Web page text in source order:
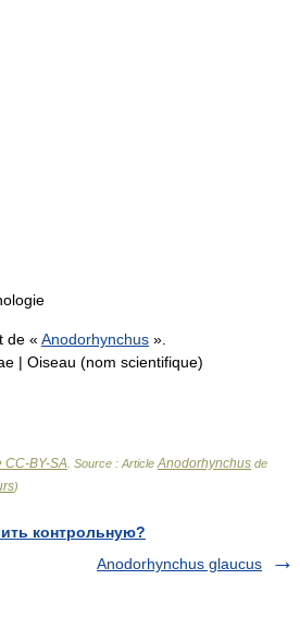
de « Anodorhynchus ».
| Oiseau (nom scientifique)
CC-BY-SA . Source : Article Anodorhynchus de
)
контрольную?
Anodorhynchus glaucus